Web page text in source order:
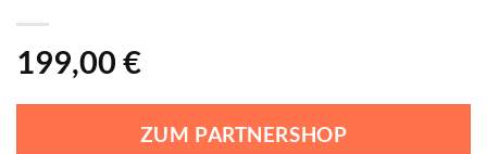
199,00 €
ZUM PARTNERSHOP